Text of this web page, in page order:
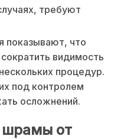
требуют
показывают, что
видимость
процедур.
под контролем
осложнений.
шрамы от